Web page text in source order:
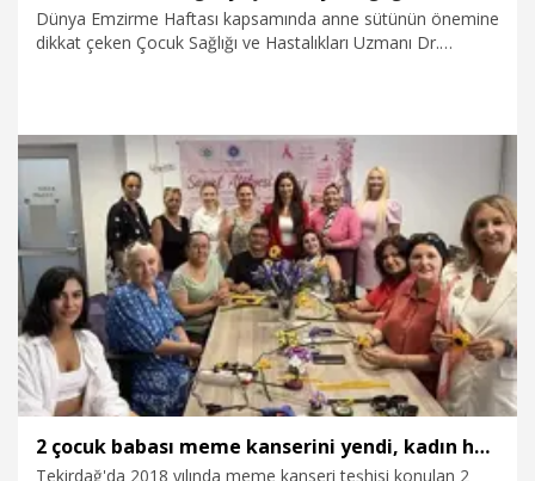
Dünya Emzirme Haftası kapsamında anne sütünün önemine
dikkat çeken Çocuk Sağlığı ve Hastalıkları Uzmanı Dr.
temelini oluşturan canlı bir biyolojik mucizedir" dedi.
4.08.2026 Sağlık-Yaşam
2 çocuk babası meme kanserini yendi, kadın hastalara moral veriyor
Tekirdağ'da 2018 yılında meme kanseri teşhisi konulan 2